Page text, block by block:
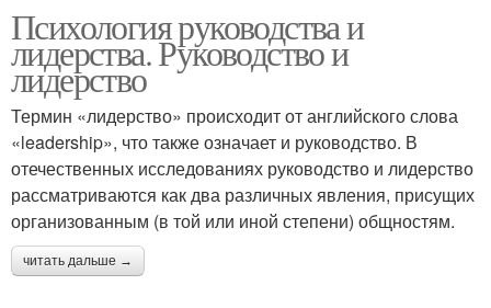
Психология руководства и
лидерства. Руководство и
лидерство
Термин «лидерство» происходит от английского слова
«leadership», что также означает и руководство. В
отечественных исследованиях руководство и лидерство
рассматриваются как два различных явления, присущих
организованным (в той или иной степени) общностям.
читать дальше →